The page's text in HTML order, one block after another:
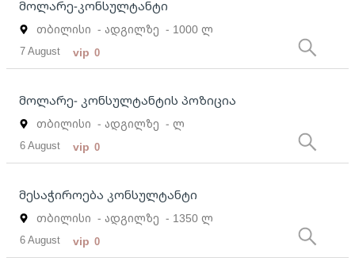
მოლარე-კონსულტანტი
თბილისი - ადგილზე - 1000 ლ
7 August vip 0
მოლარე- კონსულტანტის პოზიცია
თბილისი - ადგილზე - ლ
6 August vip 0
მესაჭიროება კონსულტანტი
თბილისი - ადგილზე - 1350 ლ
6 August vip 0